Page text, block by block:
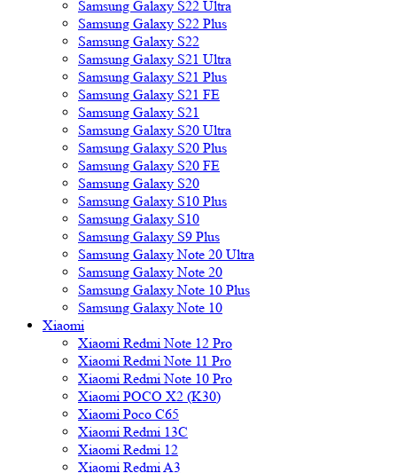
Samsung Galaxy S22 Ultra
Samsung Galaxy S22 Plus
Samsung Galaxy S22
Samsung Galaxy S21 Ultra
Samsung Galaxy S21 Plus
Samsung Galaxy S21 FE
Samsung Galaxy S21
Samsung Galaxy S20 Ultra
Samsung Galaxy S20 Plus
Samsung Galaxy S20 FE
Samsung Galaxy S20
Samsung Galaxy S10 Plus
Samsung Galaxy S10
Samsung Galaxy S9 Plus
Samsung Galaxy Note 20 Ultra
Samsung Galaxy Note 20
Samsung Galaxy Note 10 Plus
Samsung Galaxy Note 10
Xiaomi
Xiaomi Redmi Note 12 Pro
Xiaomi Redmi Note 11 Pro
Xiaomi Redmi Note 10 Pro
Xiaomi POCO X2 (K30)
Xiaomi Poco C65
Xiaomi Redmi 13C
Xiaomi Redmi 12
Xiaomi Redmi A3